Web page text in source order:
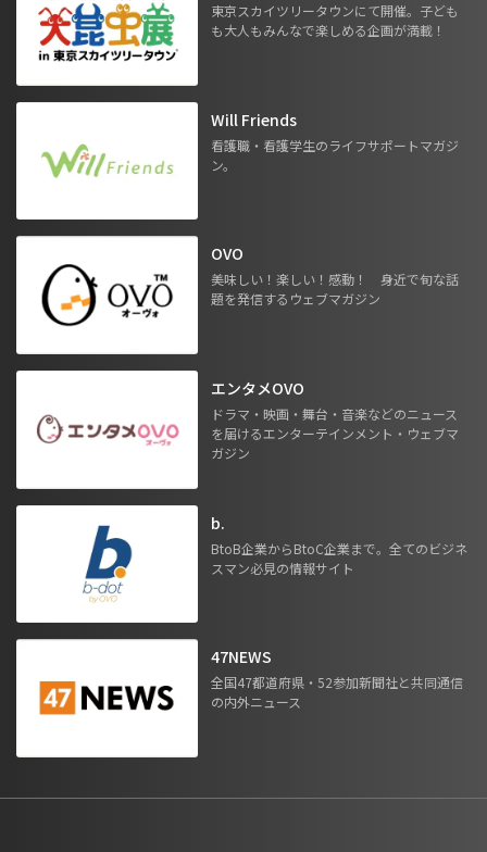
東京スカイツリータウンにて開催。子ども
も大人もみんなで楽しめる企画が満載！
Will Friends
看護職・看護学生のライフサポートマガジ
ン。
OVO
美味しい！楽しい！感動！ 身近で旬な話
題を発信するウェブマガジン
エンタメOVO
ドラマ・映画・舞台・音楽などのニュース
を届けるエンターテインメント・ウェブマ
ガジン
b.
BtoB企業からBtoC企業まで。全てのビジネ
スマン必見の情報サイト
47NEWS
全国47都道府県・52参加新聞社と共同通信
の内外ニュース